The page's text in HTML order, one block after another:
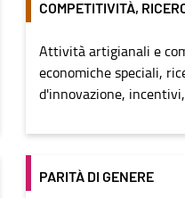
COMPETITIVITÀ,
Attività artigianali e
economiche speciali,
d'innovazione,
PARITÀ DI GENERE